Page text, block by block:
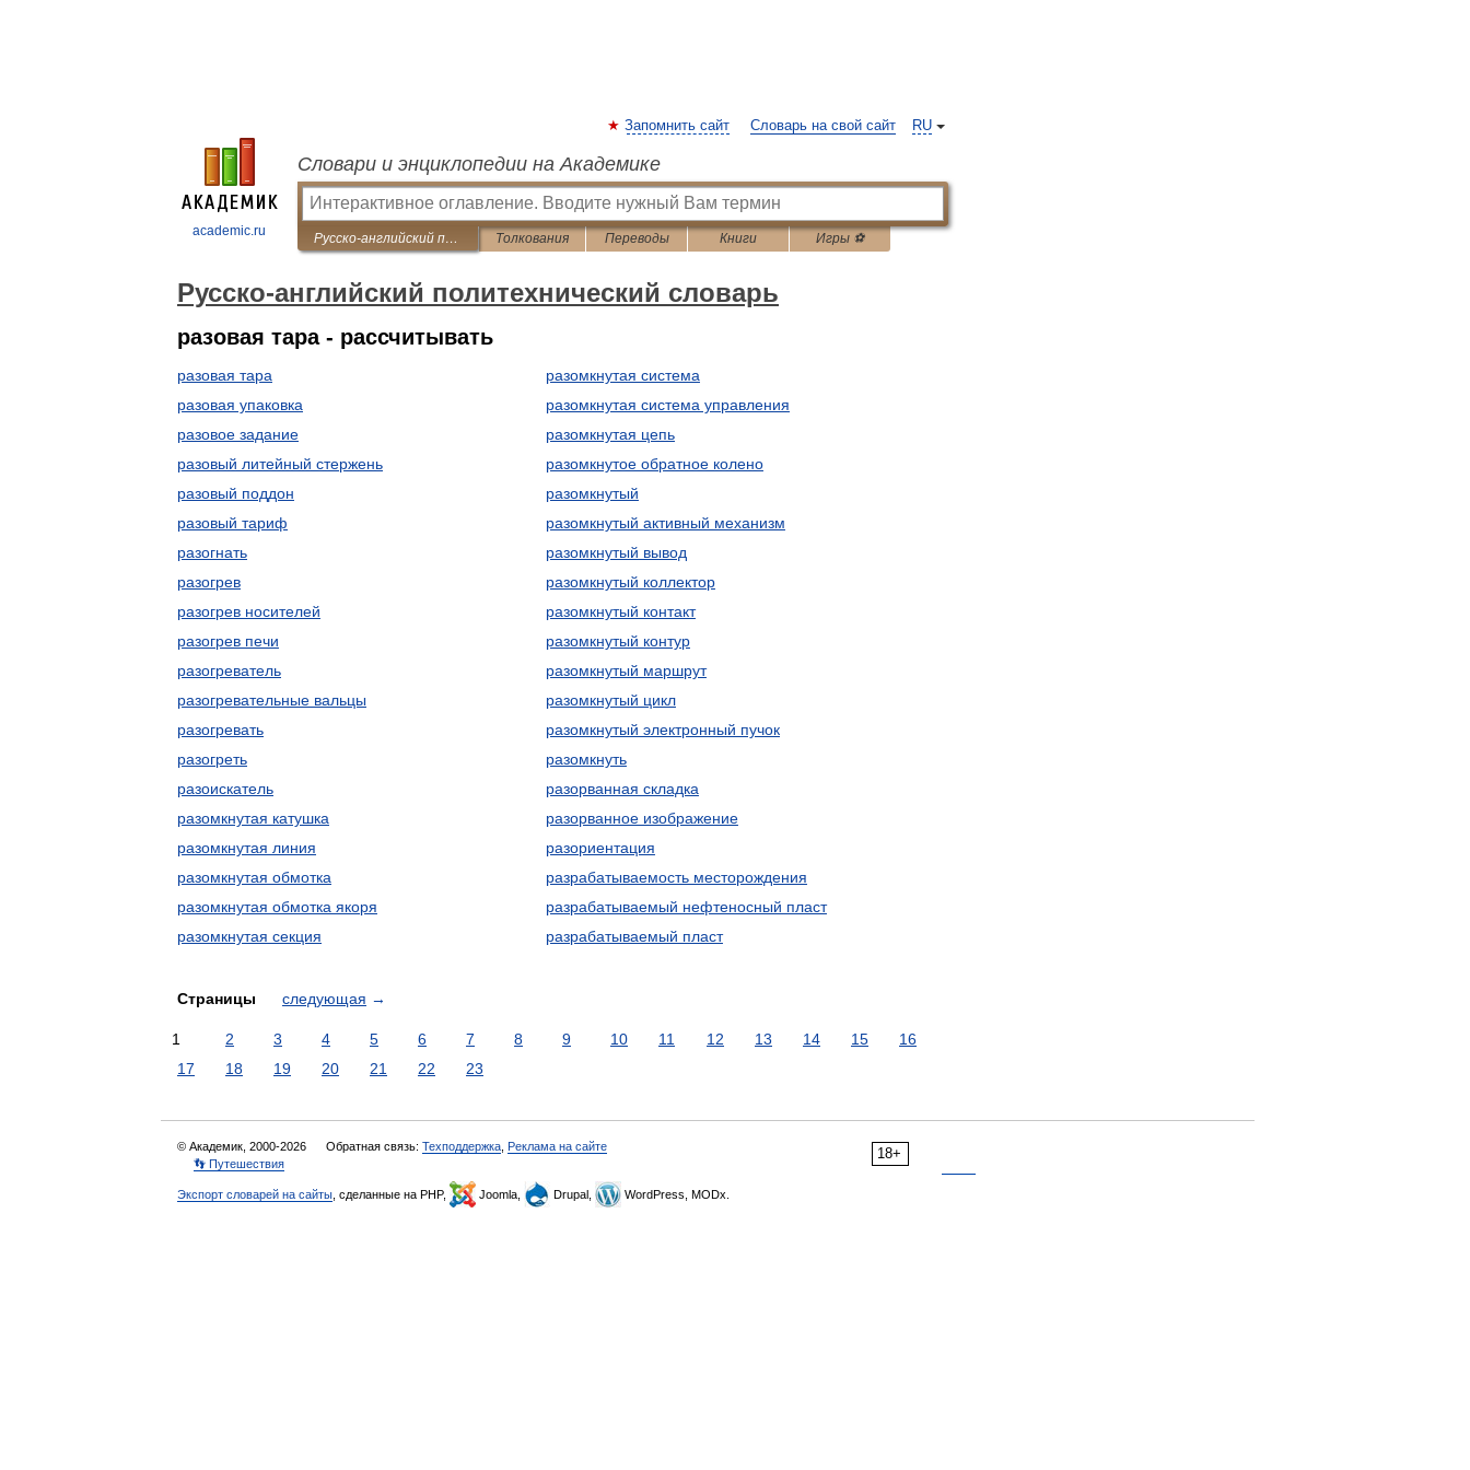
academic.ru
RU
Запомнить сайт Словарь на свой сайт
Словари и энциклопедии на Академике
Русско-английский политехнический словарь Толкования Переводы Книги Игры ⚽
Русско-английский политехнический словарь
разовая тара - рассчитывать
разовая тара
разовая упаковка
разовое задание
разовый литейный стержень
разовый поддон
разовый тариф
разогнать
разогрев
разогрев носителей
разогрев печи
разогреватель
разогревательные вальцы
разогревать
разогреть
разоискатель
разомкнутая катушка
разомкнутая линия
разомкнутая обмотка
разомкнутая обмотка якоря
разомкнутая секция
разомкнутая система
разомкнутая система управления
разомкнутая цепь
разомкнутое обратное колено
разомкнутый
разомкнутый активный механизм
разомкнутый вывод
разомкнутый коллектор
разомкнутый контакт
разомкнутый контур
разомкнутый маршрут
разомкнутый цикл
разомкнутый электронный пучок
разомкнуть
разорванная складка
разорванное изображение
разориентация
разрабатываемость месторождения
разрабатываемый нефтеносный пласт
разрабатываемый пласт
Страницы следующая →
1 2 3 4 5 6 7 8 9 10 11 12 13 14 15
16
17
18 19 20 21 22 23
18+
© Академик, 2000-2026 Обратная связь: Техподдержка Реклама на сайте
👣 Путешествия
Экспорт словарей на сайты , сделанные на PHP, Joomla, Drupal, WordPress, MODx.